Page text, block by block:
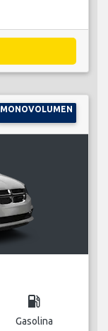
MONOVOLUMEN
local_gas_station
Gasolina